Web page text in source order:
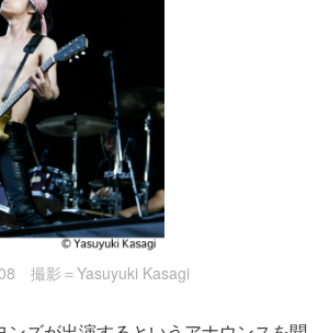
撮影＝Yasuyuki Kasagi